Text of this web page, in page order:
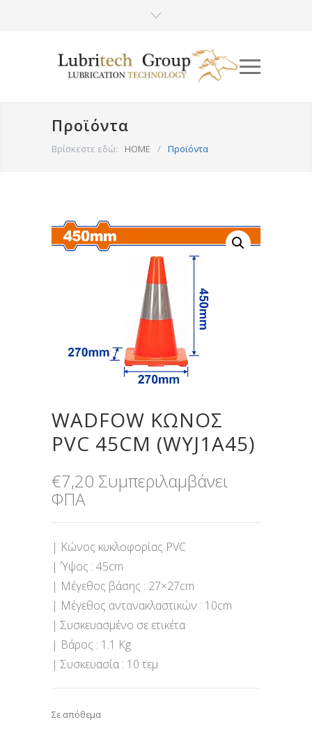
Προϊόντα
Βρίσκεστε εδώ: HOME / Προϊόντα
WADFOW ΚΩΝΟΣ
PVC 45CM (WYJ1Α45)
€7,20 Συμπεριλαμβάνει
ΦΠΑ
| Κώνος κυκλοφορίας PVC
| Ύψος : 45cm
| Μέγεθος βάσης : 27×27cm
| Μέγεθος αντανακλαστικών : 10cm
| Συσκευασμένο σε ετικέτα
| Βάρος : 1.1 Kg
| Συσκευασία : 10 τεμ
Σε απόθεμα